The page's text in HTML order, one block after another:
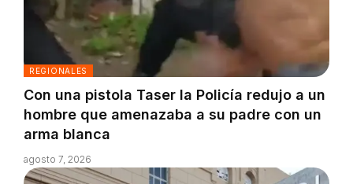
REGIONALES
Con una pistola Taser la Policía redujo a un
hombre que amenazaba a su padre con un
arma blanca
agosto 7, 2026